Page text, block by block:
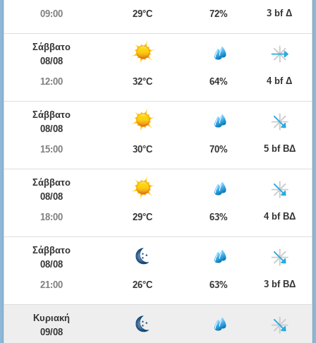
09:00
29°C 72% 3 bf Δ
Σάββατο
08/08
12:00
32°C 64% 4 bf Δ
Σάββατο
08/08
15:00
30°C 70% 5 bf ΒΔ
Σάββατο
08/08
18:00
29°C 63% 4 bf ΒΔ
Σάββατο
08/08
21:00
26°C 63% 3 bf ΒΔ
Κυριακή
09/08